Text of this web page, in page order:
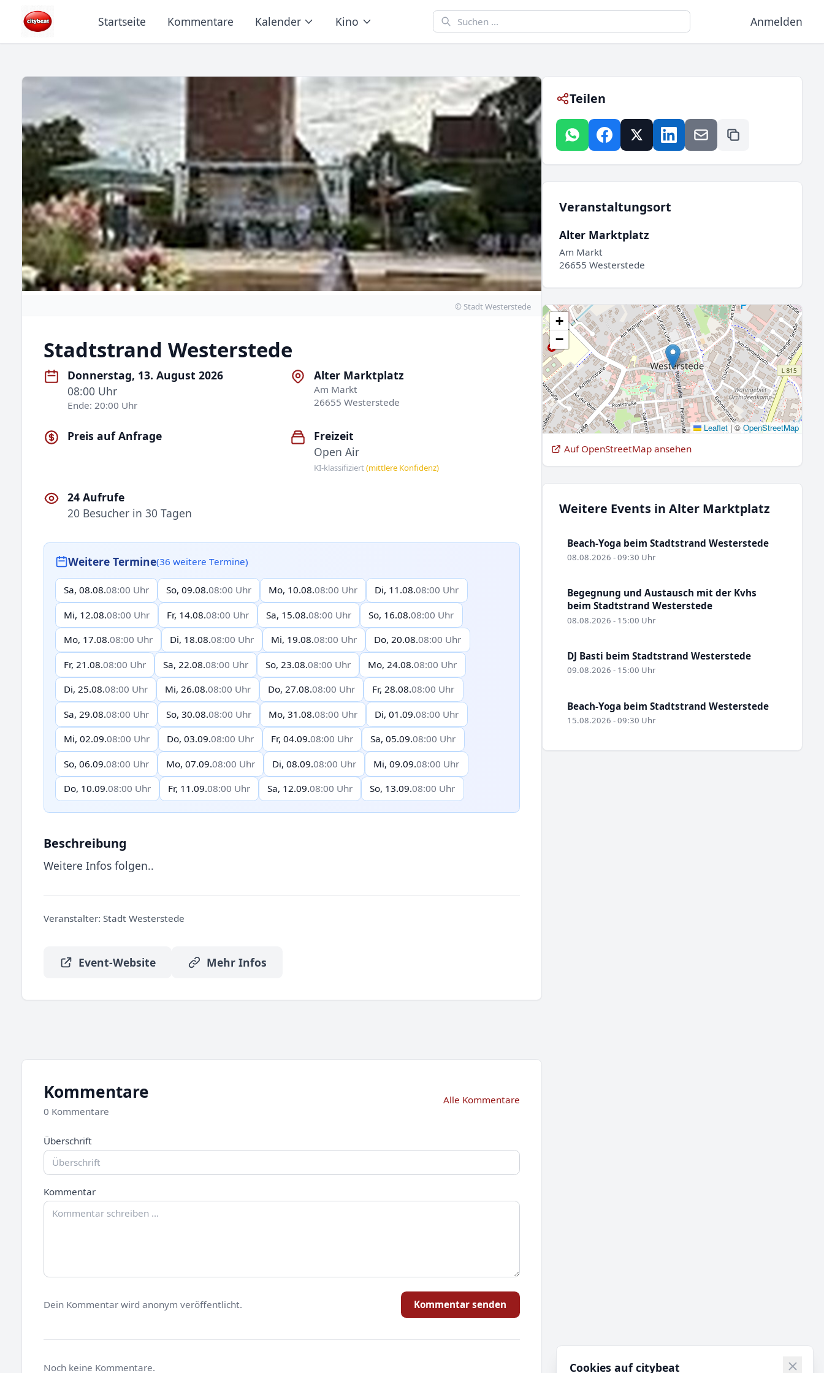
Startseite Kommentare Kalender Kino Anmelden
© Stadt Westerstede
Stadtstrand Westerstede
Donnerstag, 13. August 2026
08:00 Uhr
Ende: 20:00 Uhr
Alter Marktplatz
Am Markt
26655 Westerstede
Preis auf Anfrage
Freizeit
Open Air
KI-klassifiziert(mittlere Konfidenz)
24 Aufrufe
20 Besucher in 30 Tagen
Weitere Termine(36 weitere Termine)
Sa, 08.08.08:00 Uhr So, 09.08.08:00 Uhr Mo, 10.08.08:00 Uhr Di, 11.08.08:00 Uhr
Mi, 12.08.08:00 Uhr Fr, 14.08.08:00 Uhr Sa, 15.08.08:00 Uhr So, 16.08.08:00 Uhr
Mo, 17.08.08:00 Uhr Di, 18.08.08:00 Uhr Mi, 19.08.08:00 Uhr Do, 20.08.08:00 Uhr
Fr, 21.08.08:00 Uhr Sa, 22.08.08:00 Uhr So, 23.08.08:00 Uhr Mo, 24.08.08:00 Uhr
Di, 25.08.08:00 Uhr Mi, 26.08.08:00 Uhr Do, 27.08.08:00 Uhr Fr, 28.08.08:00 Uhr
Sa, 29.08.08:00 Uhr So, 30.08.08:00 Uhr Mo, 31.08.08:00 Uhr Di, 01.09.08:00 Uhr
Mi, 02.09.08:00 Uhr Do, 03.09.08:00 Uhr Fr, 04.09.08:00 Uhr Sa, 05.09.08:00 Uhr
So, 06.09.08:00 Uhr Mo, 07.09.08:00 Uhr Di, 08.09.08:00 Uhr Mi, 09.09.08:00 Uhr
Do, 10.09.08:00 Uhr Fr, 11.09.08:00 Uhr Sa, 12.09.08:00 Uhr So, 13.09.08:00 Uhr
Beschreibung
Weitere Infos folgen..
Veranstalter: Stadt Westerstede
Event-Website Mehr Infos
Teilen
Veranstaltungsort
Alter Marktplatz
Am Markt
26655 Westerstede
+
−
Leaflet |© OpenStreetMap
Auf OpenStreetMap ansehen
Weitere Events in Alter Marktplatz
Beach-Yoga beim Stadtstrand Westerstede
08.08.2026 - 09:30 Uhr
Begegnung und Austausch mit der Kvhs
beim Stadtstrand Westerstede
08.08.2026 - 15:00 Uhr
DJ Basti beim Stadtstrand Westerstede
09.08.2026 - 15:00 Uhr
Beach-Yoga beim Stadtstrand Westerstede
15.08.2026 - 09:30 Uhr
Kommentare
0 Kommentare
Alle Kommentare
Überschrift
Kommentar
Dein Kommentar wird anonym veröffentlicht. Kommentar senden
Noch keine Kommentare. Cookies auf citybeat